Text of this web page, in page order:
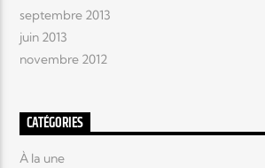
septembre 2013
juin 2013
novembre 2012
CATÉGORIES
À la une